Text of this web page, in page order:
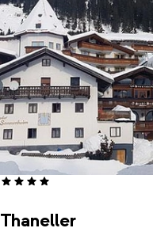
Thaneller